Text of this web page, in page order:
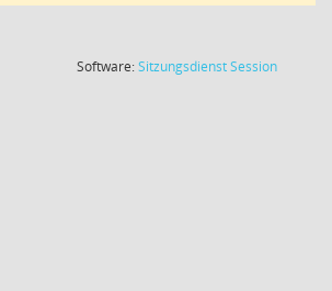
Software:SitzungsdienstSession(Wird in